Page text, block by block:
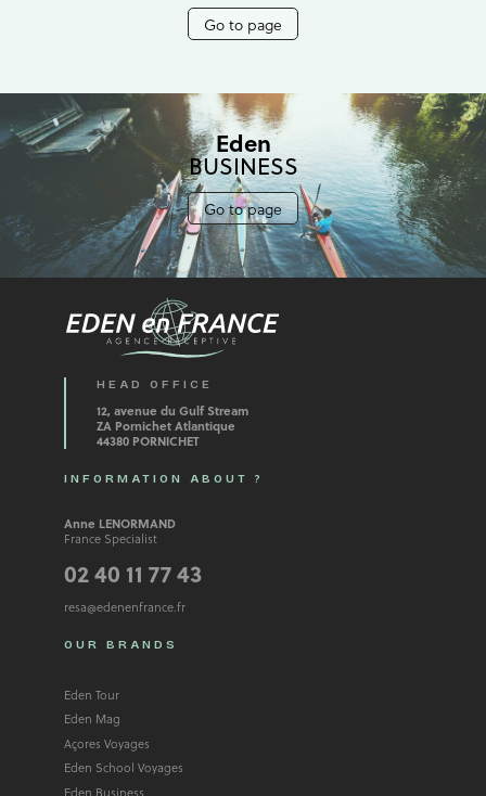
Go to page
Eden
BUSINESS
Go to page
HEAD OFFICE
12, avenue du Gulf Stream
ZA Pornichet Atlantique
44380 PORNICHET
INFORMATION ABOUT ?
Anne LENORMAND
France Specialist
02 40 11 77 43
resa@edenenfrance.fr
OUR BRANDS
Eden Tour
Eden Mag
Açores Voyages
Eden School Voyages
Eden Business